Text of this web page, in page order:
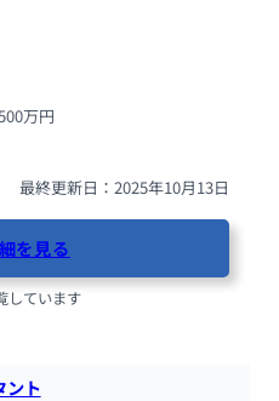
万円
最終更新日：2025年10月13日
を見る
しています
ント